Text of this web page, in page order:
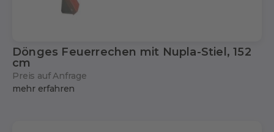
Dönges Feuerrechen mit Nupla-Stiel, 152
cm
Preis auf Anfrage
mehr erfahren